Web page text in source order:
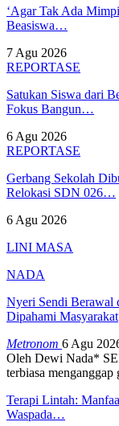
‘Agar Tak Ada
Beasiswa…
7 Agu 2026
REPORTASE
Satukan Siswa dari
Fokus Bangun…
6 Agu 2026
REPORTASE
Gerbang Sekolah
Relokasi SDN 026…
6 Agu 2026
LINI MASA
NADA
Nyeri Sendi Berawal
Dipahami Masyarakat
Metronom 6 Agu
Oleh Dewi Nada*
terbiasa menganggap
Terapi Lintah:
Waspada…